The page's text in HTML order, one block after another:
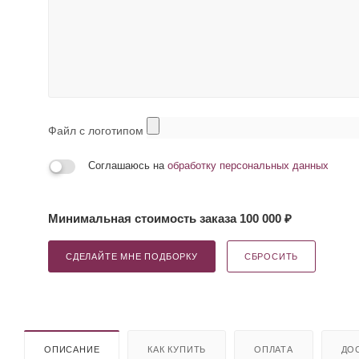
Файл с логотипом
Соглашаюсь на обработку персональных данных
Минимальная стоимость заказа 100 000 ₽
СДЕЛАЙТЕ МНЕ ПОДБОРКУ СБРОСИТЬ
ОПИСАНИЕ КАК КУПИТЬ ОПЛАТА